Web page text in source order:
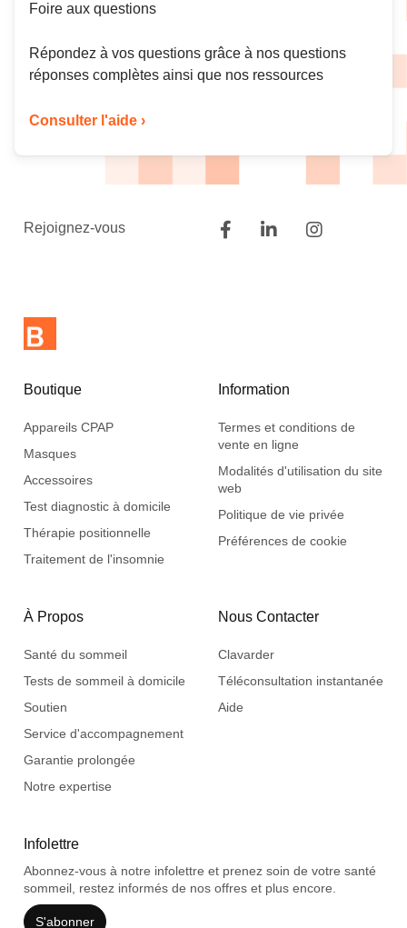
Foire aux questions
Répondez à vos questions grâce à nos questions
réponses complètes ainsi que nos ressources
Consulter l'aide ›
Rejoignez-vous
Boutique
Appareils CPAP
Masques
Accessoires
Test diagnostic à domicile
Thérapie positionnelle
Traitement de l'insomnie
Information
Termes et conditions de
vente en ligne
Modalités d'utilisation du site
web
Politique de vie privée
Préférences de cookie
À Propos
Santé du sommeil
Tests de sommeil à domicile
Soutien
Service d'accompagnement
Garantie prolongée
Notre expertise
Nous Contacter
Clavarder
Téléconsultation instantanée
Aide
Infolettre
Abonnez-vous à notre infolettre et prenez soin de votre santé
sommeil, restez informés de nos offres et plus encore.
S'abonner